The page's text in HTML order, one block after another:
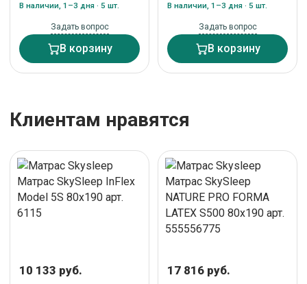
В наличии, 1–3 дня · 5 шт.
Задать вопрос
В корзину
В наличии, 1–3 дня · 5 шт.
Задать вопрос
В корзину
Клиентам нравятся
10 133 руб. 17 816 руб.